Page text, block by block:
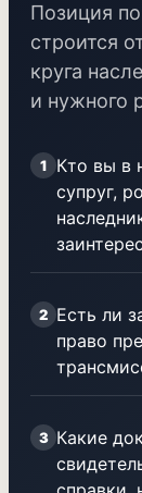
Позиция
строится
круга
и нужного
1
Кто вы в
супруг,
2 Есть ли
право
3 Какие